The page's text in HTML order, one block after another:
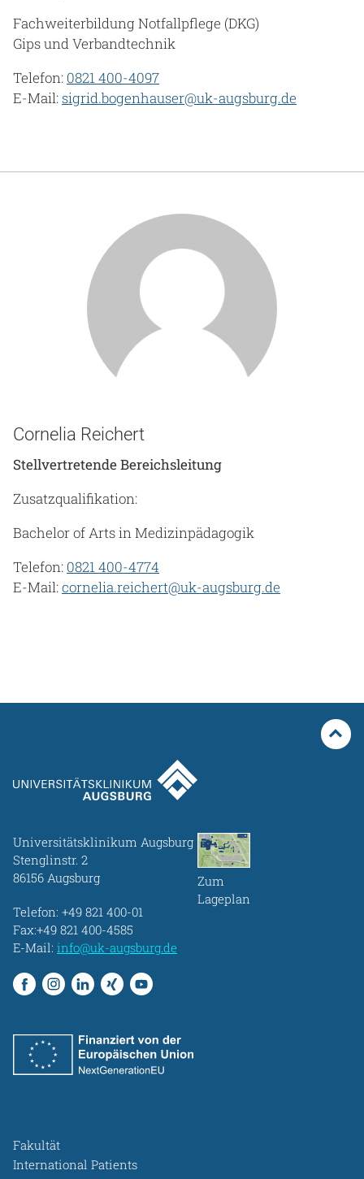
Fachweiterbildung Notfallpflege (DKG)
Gips und Verbandtechnik
Telefon: 0821 400-4097
E-Mail:sigrid.bogenhauser@uk-augsburg.de
Cornelia Reichert
Stellvertretende Bereichsleitung
Zusatzqualifikation:
Bachelor of Arts in Medizinpädagogik
Telefon: 0821 400-4774
E-Mail:cornelia.reichert@uk-augsburg.de
Universitätsklinikum Augsburg
Stenglinstr. 2
86156 Augsburg
Telefon: +49 821 400-01
Fax:+49 821 400-4585
E-Mail: info@uk-augsburg.de
Zum
Lageplan
Fakultät
International Patients